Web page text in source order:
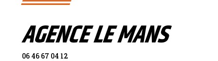
AGENCE LE MANS
06 46 67 04 12